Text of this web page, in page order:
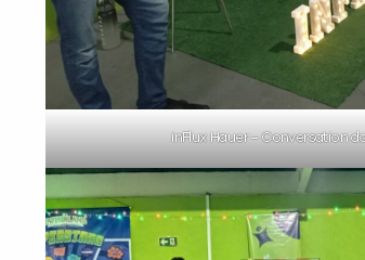
inFlux Hauer – Conversation